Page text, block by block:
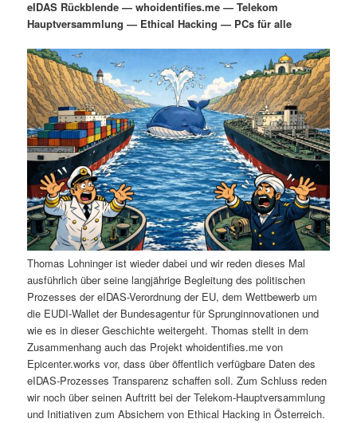
m
ä
r
e
n
I
n
h
a
l
t
s
u
n
d
ä
r
e
n
I
n
h
a
s
n
a
v
i
g
a
t
i
o
n
eIDAS Rückblende — whoidentifies.me — Telekom
Hauptversammlung — Ethical Hacking — PCs für alle
Thomas Lohninger ist wieder dabei und wir reden dieses Mal
ausführlich über seine langjährige Begleitung des politischen
Prozesses der eIDAS-Verordnung der EU, dem Wettbewerb um
die EUDI-Wallet der Bundesagentur für Sprunginnovationen und
wie es in dieser Geschichte weitergeht. Thomas stellt in dem
Zusammenhang auch das Projekt whoidentifies.me von
Epicenter.works vor, dass über öffentlich verfügbare Daten des
eIDAS-Prozesses Transparenz schaffen soll. Zum Schluss reden
wir noch über seinen Auftritt bei der Telekom-Hauptversammlung
und Initiativen zum Absichern von Ethical Hacking in Österreich.